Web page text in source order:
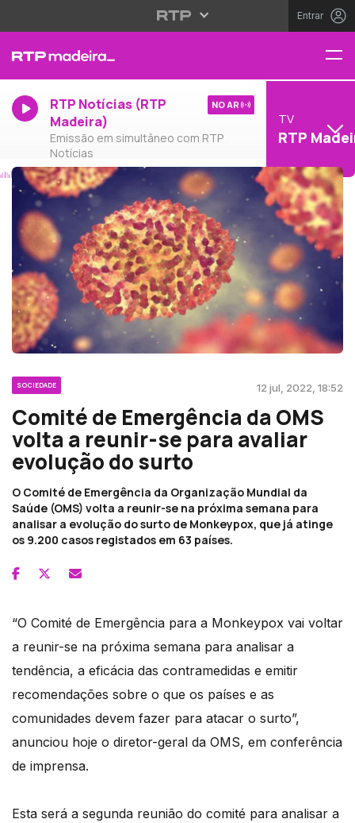
Entrar
RTP Notícias (RTP
Madeira)
Emissão em simultâneo com RTP
Notícias
NO AR
TV
RTP
SOCIEDADE 12 jul, 2022, 18:52
Comité de Emergência da OMS
volta a reunir-se para avaliar
evolução do surto
O Comité de Emergência da Organização Mundial da
Saúde (OMS) volta a reunir-se na próxima semana para
analisar a evolução do surto de Monkeypox, que já atinge
os 9.200 casos registados em 63 países.
“O Comité de Emergência para a Monkeypox vai voltar
a reunir-se na próxima semana para analisar a
tendência, a eficácia das contramedidas e emitir
recomendações sobre o que os países e as
comunidades devem fazer para atacar o surto”,
anunciou hoje o diretor-geral da OMS, em conferência
de imprensa.
Esta será a segunda reunião do comité para analisar a